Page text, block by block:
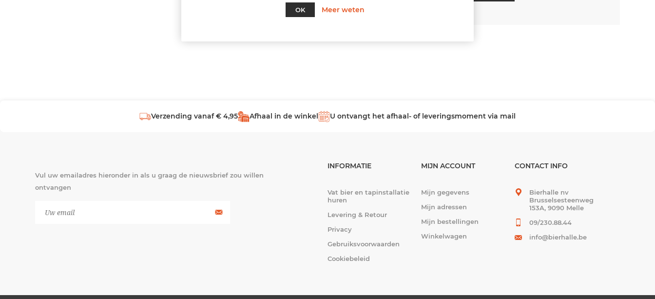
Verzending vanaf € 4,95 Afhaal in de winkel U ontvangt het afhaal- of leveringsmoment via mail
Vul uw emailadres hieronder in als u graag de nieuwsbrief zou willen
ontvangen
INFORMATIE
Vat bier en tapinstallatie
huren
Levering & Retour
Privacy
Gebruiksvoorwaarden
Cookiebeleid
MIJN ACCOUNT
Mijn gegevens
Mijn adressen
Mijn bestellingen
Winkelwagen
CONTACT INFO
Bierhalle nv
Brusselsesteenweg
153A, 9090 Melle
09/230.88.44
info@bierhalle.be
OK
Meer weten